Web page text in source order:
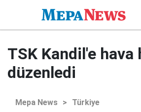
TSK Kandil'e hava
düzenledi
Mepa News > Türkiye